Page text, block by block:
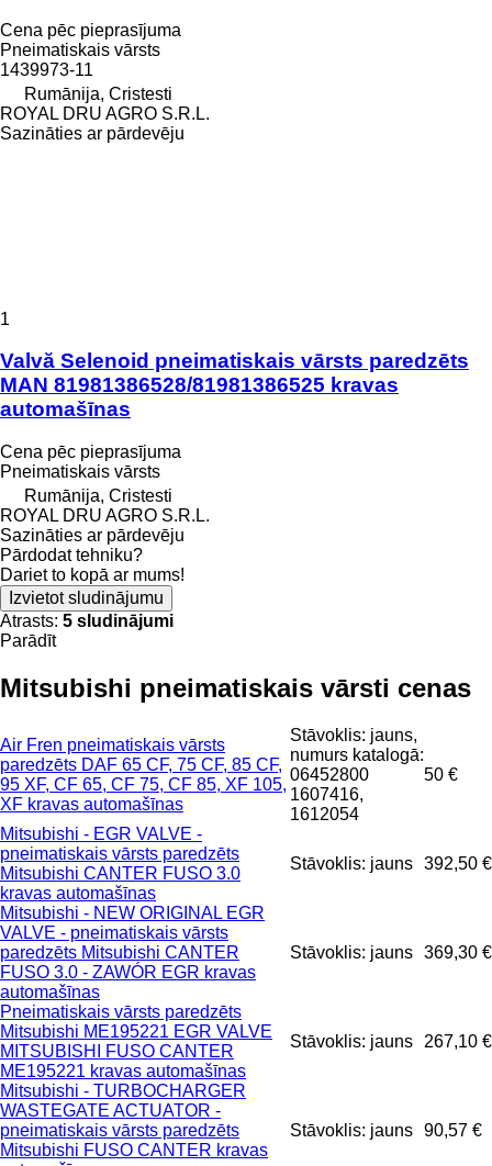
Cena pēc pieprasījuma
Pneimatiskais vārsts
1439973-11
Rumānija, Cristesti
ROYAL DRU AGRO S.R.L.
Sazināties ar pārdevēju
1
Valvă Selenoid pneimatiskais vārsts paredzēts
MAN 81981386528/81981386525 kravas
automašīnas
Cena pēc pieprasījuma
Pneimatiskais vārsts
Rumānija, Cristesti
ROYAL DRU AGRO S.R.L.
Sazināties ar pārdevēju
Pārdodat tehniku?
Dariet to kopā ar mums!
Izvietot sludinājumu
Atrasts: 5 sludinājumi
Parādīt
Mitsubishi pneimatiskais vārsti cenas
Air Fren pneimatiskais vārsts
paredzēts DAF 65 CF, 75 CF, 85 CF,
95 XF, CF 65, CF 75, CF 85, XF 105,
XF kravas automašīnas
Stāvoklis: jauns,
numurs katalogā:
06452800
1607416,
1612054
50 €
Mitsubishi - EGR VALVE -
pneimatiskais vārsts paredzēts
Mitsubishi CANTER FUSO 3.0
kravas automašīnas
Stāvoklis: jauns 392,50 €
Mitsubishi - NEW ORIGINAL EGR
VALVE - pneimatiskais vārsts
paredzēts Mitsubishi CANTER
FUSO 3.0 - ZAWÓR EGR kravas
automašīnas
Stāvoklis: jauns 369,30 €
Pneimatiskais vārsts paredzēts
Mitsubishi ME195221 EGR VALVE
MITSUBISHI FUSO CANTER
ME195221 kravas automašīnas
Stāvoklis: jauns 267,10 €
Mitsubishi - TURBOCHARGER
WASTEGATE ACTUATOR -
pneimatiskais vārsts paredzēts
Mitsubishi FUSO CANTER kravas
Stāvoklis: jauns 90,57 €